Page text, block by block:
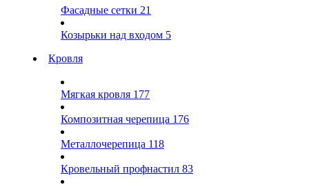
Фасадные сетки 21
Козырьки над входом 5
Кровля
Мягкая кровля 177
Композитная черепица 176
Металлочерепица 118
Кровельный профнастил 83